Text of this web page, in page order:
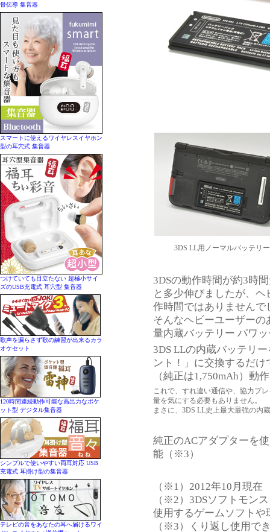
骨伝導 集音器
スマートに使えるワイヤレスイヤホン
型の耳穴式 集音器
つけていても目立たない 超極小サイ
ズのUSB充電式 耳穴型 集音器
歌声を漏らさず歌の練習が出来るカラ
オケセット
120時間連続動作可能な高出力なポケ
ット型 デジタル集音器
シンプルで使いやすい両耳対応 USB
充電式 耳掛け型の集音器
テレビの音をあなたの耳へ届けるワイ
3DS LL用ノーマルバッテリ
3DSの動作時間が約3時
と多少伸びましたが、
作時間ではありませんで
そんなヘビーユーザーの
量内蔵バッテリー パワ
3DS LLの内蔵バッテリ
ント！」に交換するだ
（純正は1,750mAh）動
これで、すれ違い通信や、協力プ
量を気にする必要もありません。
まさに、3DS LL史上最大最強の内
純正のACアダプターを
能（※3）
（※1）2012年10月現
（※2）3DSソフトモン
使用するゲームソフト
（※3）くり返し使用で